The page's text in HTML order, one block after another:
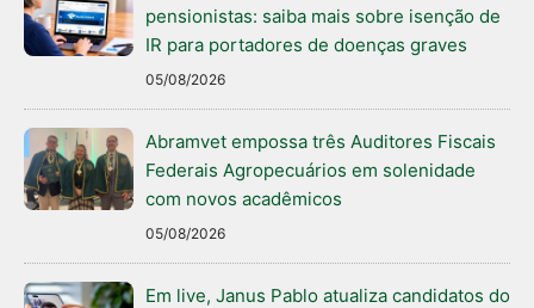
pensionistas: saiba mais sobre isenção de
IR para portadores de doenças graves
05/08/2026
Abramvet empossa três Auditores Fiscais
Federais Agropecuários em solenidade
com novos acadêmicos
05/08/2026
Em live, Janus Pablo atualiza candidatos do